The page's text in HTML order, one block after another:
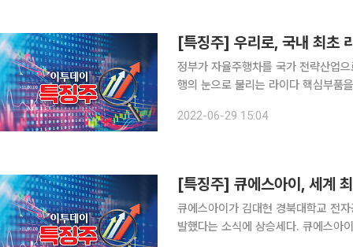
정부가 자율주행차를 국가 전략산업으로 육
행의 눈으로 불리는 라이다 핵심부품을 국내 최초
장관은 서울 프레스센터에서 열린 관
2022-06-29 15:04
[특징주] 큐에스아이, 세계
큐에스아이가 김대현 경북대학교 전
발했다는 소식에 상승세다. 큐에스아이는 22일 오후 1시 57분 현재 전날보다 4.12% 오른 1만